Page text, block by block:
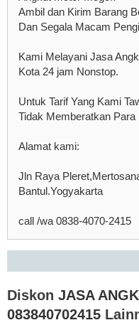
Ambil dan Kirim Barang
Dan Segala Macam
Kami Melayani Jasa
Kota 24 jam Nonstop.
Untuk Tarif Yang Kami
Tidak Memberatkan Para
Alamat kami:
Jln Raya
Bantul.Yogyakarta
call /wa 0838-4070-2415
Diskon JASA
083840702415